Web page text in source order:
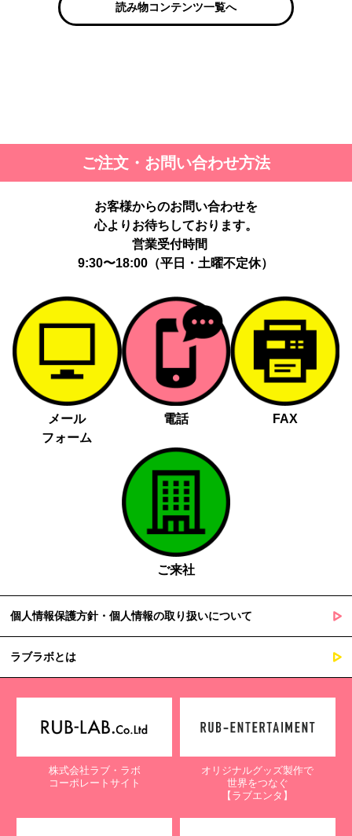
読み物コンテンツ一覧へ
ご注文・お問い合わせ方法
お客様からのお問い合わせを
心よりお待ちしております。
営業受付時間
9:30〜18:00（平日・土曜不定休）
メール
フォーム
電話 FAX
ご来社
個人情報保護方針・個人情報の取り扱いについて
ラブラボとは
株式会社ラブ・ラボ
コーポレートサイト
オリジナルグッズ製作で
世界をつなぐ
【ラブエンタ】